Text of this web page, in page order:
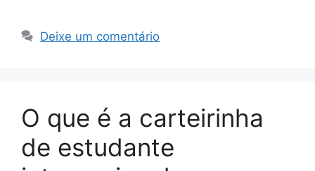
Deixe um comentário
O que é a carteirinha
de estudante